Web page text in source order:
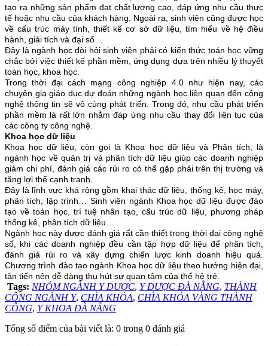
tạo ra những sản phẩm đạt chất lượng cao, đáp ứng nhu cầu thực
tế hoặc nhu cầu của khách hàng. Ngoài ra, sinh viên cũng được học
về cấu trúc máy tính, thiết kế cơ sở dữ liệu, tìm hiểu về hệ điều
hành, giải tích và đại số…
Đây là ngành học đòi hỏi sinh viên phải có kiến thức toán học vững
chắc bởi việc thiết kế phần mềm, ứng dụng dựa trên nhiều lý thuyết
toán học, khoa học.
Trong thời đại cách mạng công nghiệp 4.0 như hiện nay, các
chuyên gia giáo dục dự đoán những ngành học liên quan đến công
nghệ thông tin sẽ vô cùng phát triển. Trong đó, nhu cầu phát triển
phần mềm là rất lớn nhằm đáp ứng nhu cầu thay đổi liên tục của
các công ty công nghệ.
Khoa học dữ liệu
Khoa học dữ liệu, còn gọi là Khoa học dữ liệu và Phân tích, là
ngành học về quản trị và phân tích dữ liệu giúp các doanh nghiệp
giảm chi phí, đánh giá các rủi ro có thể gặp phải trên thị trường và
tăng lợi thế cạnh tranh.
Đây là lĩnh vực khá rộng gồm khai thác dữ liệu, thống kê, học máy,
phân tích, lập trình… Sinh viên ngành Khoa học dữ liệu được đào
tạo về toán học, trí tuệ nhân tạo, cấu trúc dữ liệu, phương pháp
thống kê, phân tích dữ liệu…
Ngành học này được đánh giá rất cần thiết trong thời đại công nghệ
số, khi các doanh nghiệp đều cần tập hợp dữ liệu để phân tích,
đánh giá rủi ro và xây dựng chiến lược kinh doanh hiệu quả.
Chương trình đào tạo ngành Khoa học dữ liệu theo hướng hiện đại,
tân tiến nên dễ dàng thu hút sự quan tâm của thế hệ trẻ.
Tags: NHÓM NGÀNH Y DƯỢC, Y DƯỢC ĐÀ NẴNG, THÀNH
CÔNG NGÀNH Y, CHÌA KHÓA, CHÌA KHÓA VÀNG THÀNH
CÔNG, Y KHOA ĐÀ NẴNG
Tổng số điểm của bài viết là: 0 trong 0 đánh giá